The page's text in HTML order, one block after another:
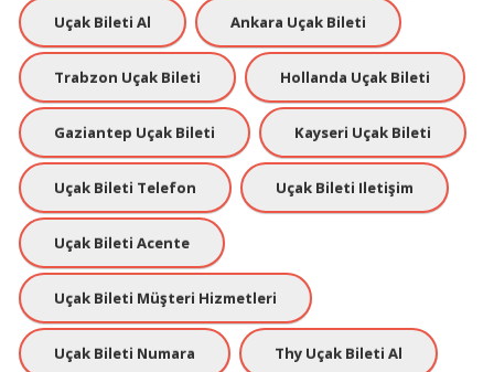
Uçak Bileti Al Ankara Uçak Bileti
Trabzon Uçak Bileti Hollanda Uçak Bileti
Gaziantep Uçak Bileti Kayseri Uçak Bileti
Uçak Bileti Telefon Uçak Bileti Iletişim
Uçak Bileti Acente
Uçak Bileti Müşteri Hizmetleri
Uçak Bileti Numara Thy Uçak Bileti Al